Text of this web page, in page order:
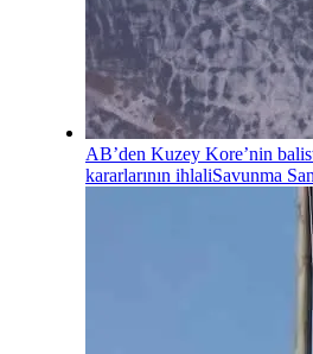
AB’den Kuzey Kore’nin
kararlarının ihlaliSavunma